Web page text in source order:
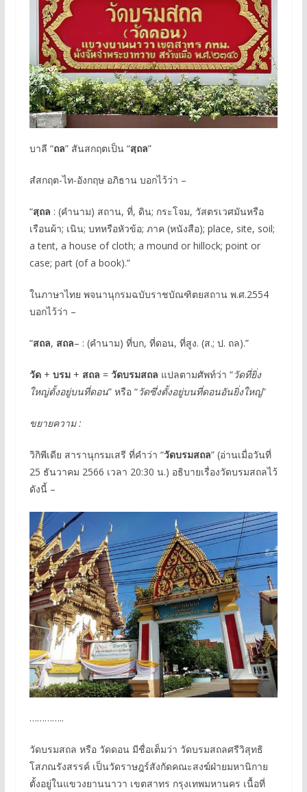
บาลี “ถล” สันสกฤตเป็น “สฺถล”
สํสกฤต-ไท-อังกฤษ อภิธาน บอกไว้ว่า –
“สฺถล : (คำนาม) สถาน, ที่, ดิน; กระโจม, วัสตรเวศมันหรือ
เรือนผ้า; เนิน; บทหรือหัวข้อ; ภาค (หนังสือ); place, site, soil;
a tent, a house of cloth; a mound or hillock; point or
case; part (of a book).”
ในภาษาไทย พจนานุกรมฉบับราชบัณฑิตยสถาน พ.ศ.2554
บอกไว้ว่า –
“สถล, สถล– : (คำนาม) ที่บก, ที่ดอน, ที่สูง. (ส.; ป. ถล).”
วัด+ บรม+ สถล = วัดบรมสถล แปลตามศัพท์ว่า “วัดที่ยิ่ง
ใหญ่ตั้งอยู่บนที่ดอน” หรือ “วัดซึ่งตั้งอยู่บนที่ดอนอันยิ่งใหญ่”
ขยายความ :
วิกิพีเดีย สารานุกรมเสรี ที่คำว่า “วัดบรมสถล” (อ่านเมื่อวันที่
25 ธันวาคม 2566 เวลา 20:30 น.) อธิบายเรื่องวัดบรมสถลไว้
ดังนี้ –
…………..
วัดบรมสถล หรือ วัดดอน มีชื่อเต็มว่า วัดบรมสถลศรีวิสุทธิ
โสภณรังสรรค์ เป็นวัดราษฎร์สังกัดคณะสงฆ์ฝ่ายมหานิกาย
ตั้งอยู่ในแขวงยานนาวา เขตสาทร กรุงเทพมหานคร เนื้อที่